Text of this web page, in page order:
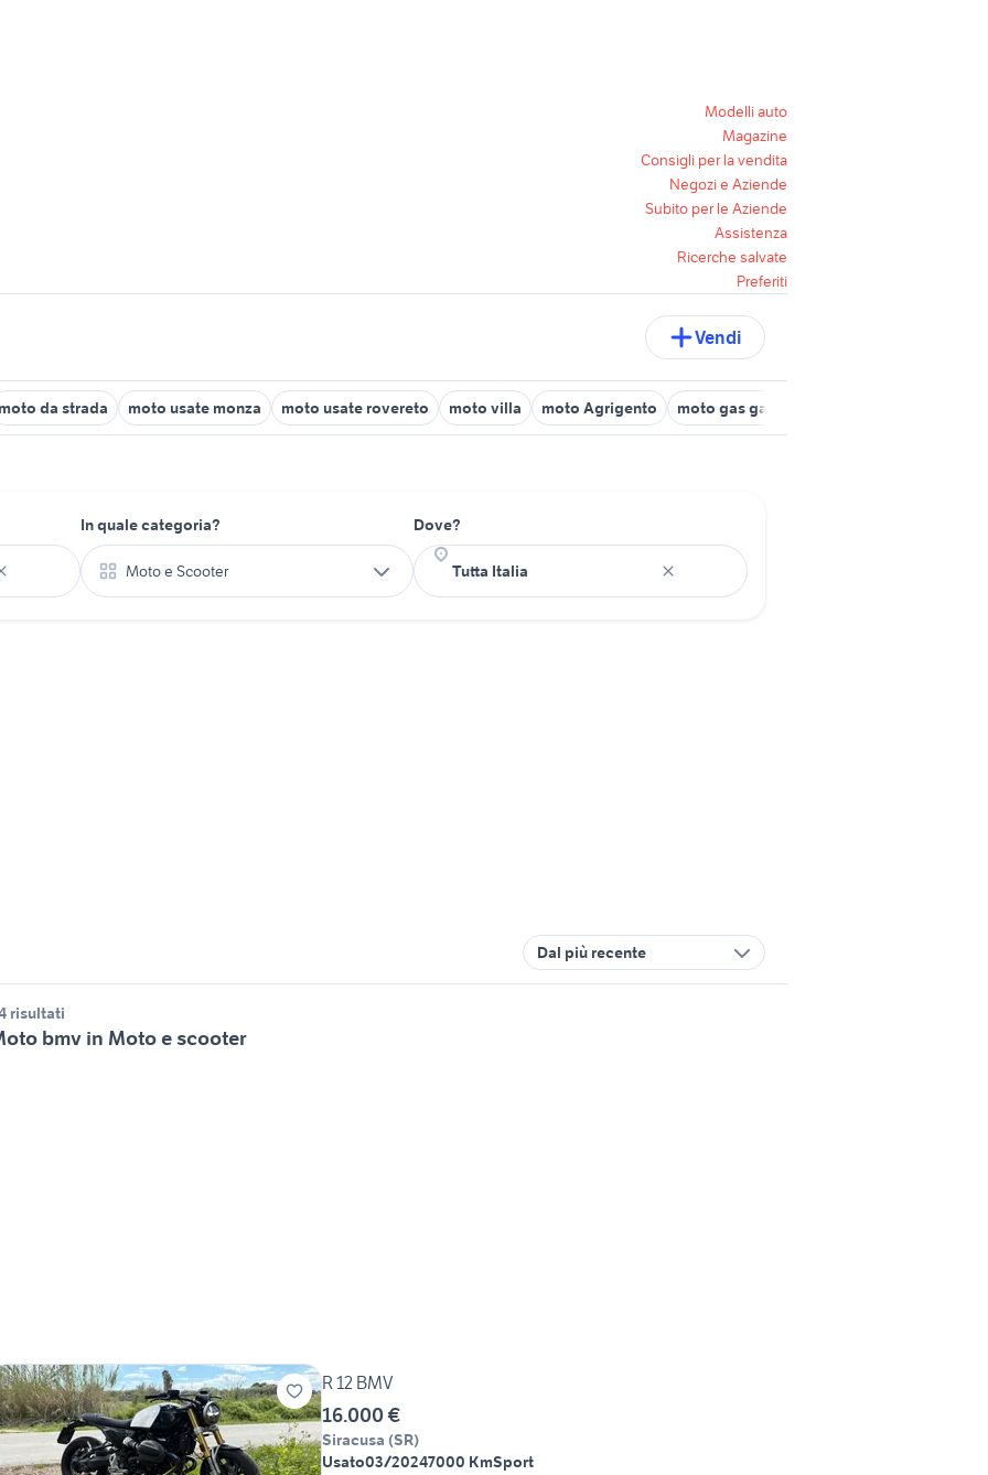
Modelli auto
Magazine
Consigli per la vendita
Negozi e Aziende
Subito per le Aziende
Assistenza
Ricerche salvate
Preferiti
Vendi
da strada moto usate monza moto usate rovereto moto villa moto Agrigento moto gas gas
In quale categoria?
Moto e Scooter
Dove?
Dal più recente
risultati
bmv in Moto e scooter
R 12 BMV
16.000 €
Siracusa (SR)
Usato03/20247000 KmSport